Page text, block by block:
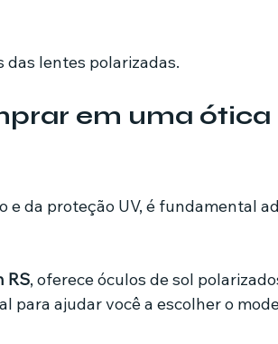
das lentes polarizadas.
em uma
e da proteção UV, é fundamental
RS, oferece óculos de sol
para ajudar você a escolher o